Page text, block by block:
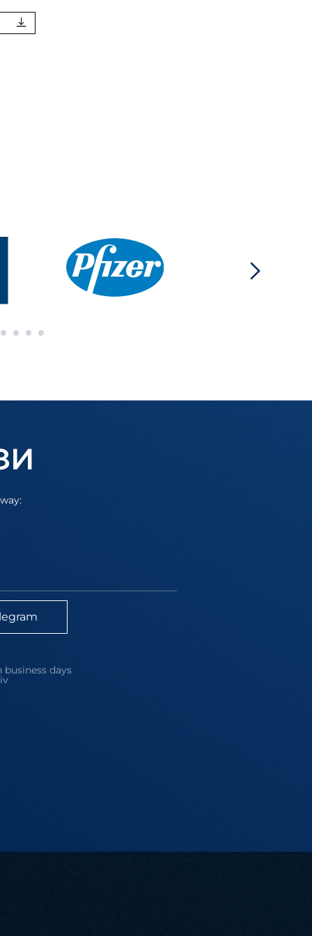
days